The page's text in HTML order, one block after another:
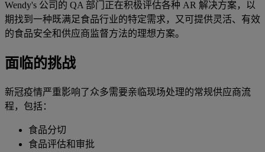
Wendy's 公司的 QA 部门正在积极评估各种 AR 解决方案，以
期找到一种既满足食品行业的特定需求，又可提供灵活、有效
的食品安全和供应商监督方法的理想方案。
面临的挑战
新冠疫情严重影响了众多需要亲临现场处理的常规供应商流
程，包括：
食品分切
食品评估和审批